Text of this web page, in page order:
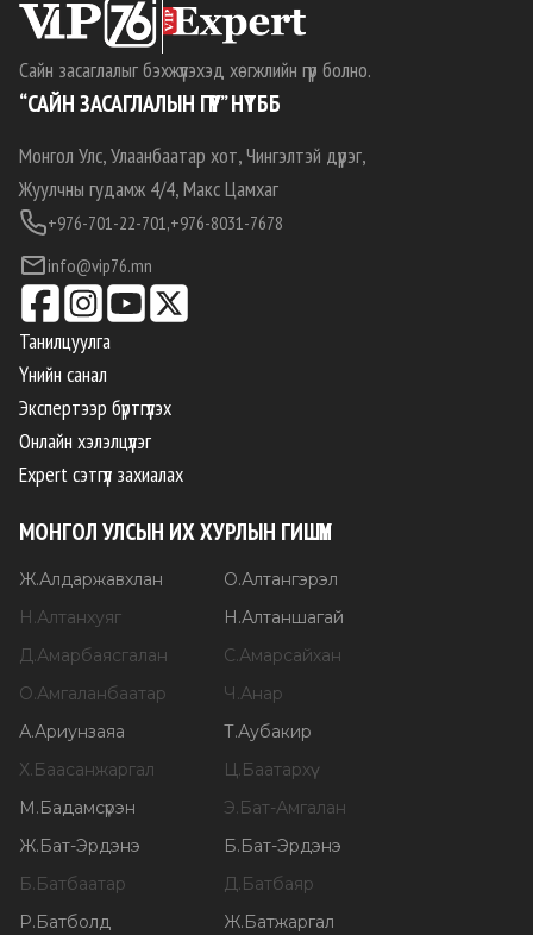
Сайн засаглалыг бэхжүүлэхэд хөгжлийн гүүр болно.
“САЙН ЗАСАГЛАЛЫН ГҮҮР” НҮТББ
Монгол Улс, Улаанбаатар хот, Чингэлтэй дүүрэг,
Жуулчны гудамж 4/4, Макс Цамхаг
+976-701-22-701,+976-8031-7678
info@vip76.mn
Танилцуулга
Үнийн санал
Экспертээр бүртгүүлэх
Онлайн хэлэлцүүлэг
Expert сэтгүүл захиалах
МОНГОЛ УЛСЫН ИХ ХУРЛЫН ГИШҮҮН
Ж.Алдаржавхлан О.Алтангэрэл
Н .Алтанхуяг Н .Алтаншагай
Д.Амарбаясгалан С.Амарсайхан
О.Амгаланбаатар Ч .Анар
А.Ариунзаяа Т.Аубакир
Х. Баасанжаргал Ц. Баатархүү
М . Бадамсүрэн Э. Бат-Амгалан
Ж. Бат-Эрдэнэ Б. Бат-Эрдэнэ
Б. Батбаатар Д. Батбаяр
Р. Батболд Ж. Батжаргал